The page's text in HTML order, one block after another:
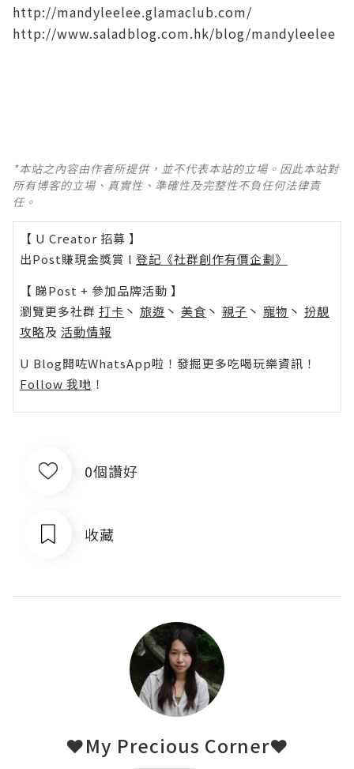
http://mandyleelee.glamaclub.com/
http://www.saladblog.com.hk/blog/mandyleelee
*本站之內容由作者所提供，並不代表本站的立場。因此本站對
所有博客的立場、真實性、準確性及完整性不負任何法律責
任。
【 U Creator 招募 】
出Post賺現金獎賞 l 登記《社群創作有價企劃》
【 睇Post + 參加品牌活動 】
瀏覽更多社群 打卡 丶 旅遊 丶 美食 丶 親子 丶 寵物 丶 扮靚
攻略及 活動情報
U Blog開咗WhatsApp啦！發掘更多吃喝玩樂資訊！
Follow 我哋 ！
0個讚好
收藏
❤My Precious Corner❤